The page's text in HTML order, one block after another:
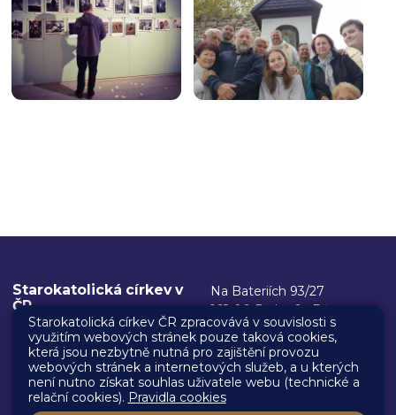
Starokatolická církev v
ČR
Na Bateriích 93/27
162 00 Praha 6 - Břevnov
IČ: 00445304
ID datové schránky:
gu62nki
Kancelář biskupa
posta@starokatolici.cz
+420 731 395 147
Starokatolická církev ČR zpracovává v souvislosti s
využitím webových stránek pouze taková cookies,
která jsou nezbytně nutná pro zajištění provozu
webových stránek a internetových služeb, a u kterých
není nutno získat souhlas uživatele webu (technické a
relační cookies). Pravidla cookies